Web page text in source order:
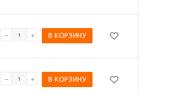
В КОРЗИНУ
В КОРЗИНУ